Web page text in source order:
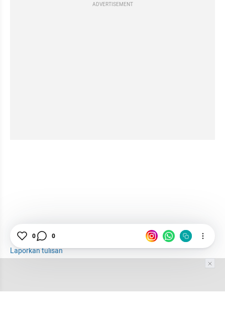
ADVERTISEMENT
Suku Baduy
Laporkan tulisan
0 0